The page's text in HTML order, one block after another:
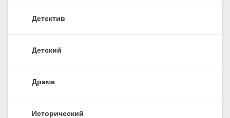
Детектив
Детский
Драма
Исторический